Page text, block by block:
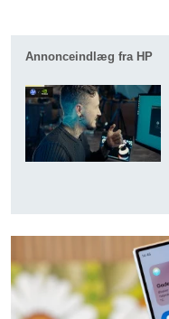
Annonceindlæg fra HP